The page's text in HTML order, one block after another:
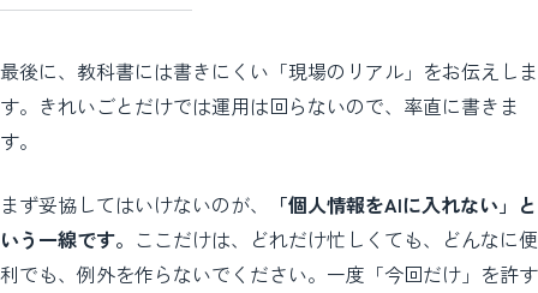
最後に、教科書には書きにくい「現場のリアル」をお伝えしま
す。きれいごとだけでは運用は回らないので、率直に書きま
す。
まず妥協してはいけないのが、
「個人情報をAIに入れない」と
いう一線です。 ここだけは、どれだけ忙しくても、どんなに便
利でも、例外を作らないでください。一度「今回だけ」を許す